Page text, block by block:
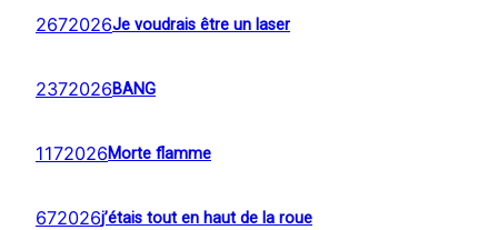
2672026Je voudrais être un laser
2372026BANG
1172026Morte flamme
672026j’étais tout en haut de la roue